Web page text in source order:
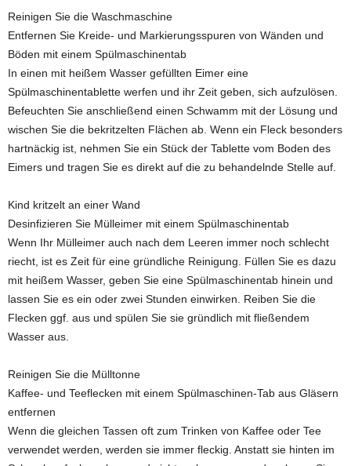
Reinigen Sie die Waschmaschine
Entfernen Sie Kreide- und Markierungsspuren von Wänden und
Böden mit einem Spülmaschinentab
In einen mit heißem Wasser gefüllten Eimer eine
Spülmaschinentablette werfen und ihr Zeit geben, sich aufzulösen.
Befeuchten Sie anschließend einen Schwamm mit der Lösung und
wischen Sie die bekritzelten Flächen ab. Wenn ein Fleck besonders
hartnäckig ist, nehmen Sie ein Stück der Tablette vom Boden des
Eimers und tragen Sie es direkt auf die zu behandelnde Stelle auf.
Kind kritzelt an einer Wand
Desinfizieren Sie Mülleimer mit einem Spülmaschinentab
Wenn Ihr Mülleimer auch nach dem Leeren immer noch schlecht
riecht, ist es Zeit für eine gründliche Reinigung. Füllen Sie es dazu
mit heißem Wasser, geben Sie eine Spülmaschinentab hinein und
lassen Sie es ein oder zwei Stunden einwirken. Reiben Sie die
Flecken ggf. aus und spülen Sie sie gründlich mit fließendem
Wasser aus.
Reinigen Sie die Mülltonne
Kaffee- und Teeflecken mit einem Spülmaschinen-Tab aus Gläsern
entfernen
Wenn die gleichen Tassen oft zum Trinken von Kaffee oder Tee
verwendet werden, werden sie immer fleckig. Anstatt sie hinten im